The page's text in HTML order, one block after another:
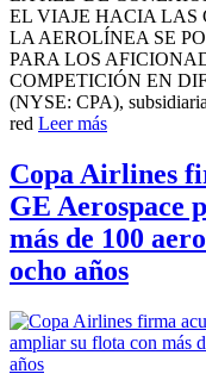
EL VIAJE HACIA LAS
LA AEROLÍNEA SE
PARA LOS
COMPETICIÓN EN
(NYSE: CPA),
red Leer más
Copa Airlines
GE Aerospace
más de 100
ocho años